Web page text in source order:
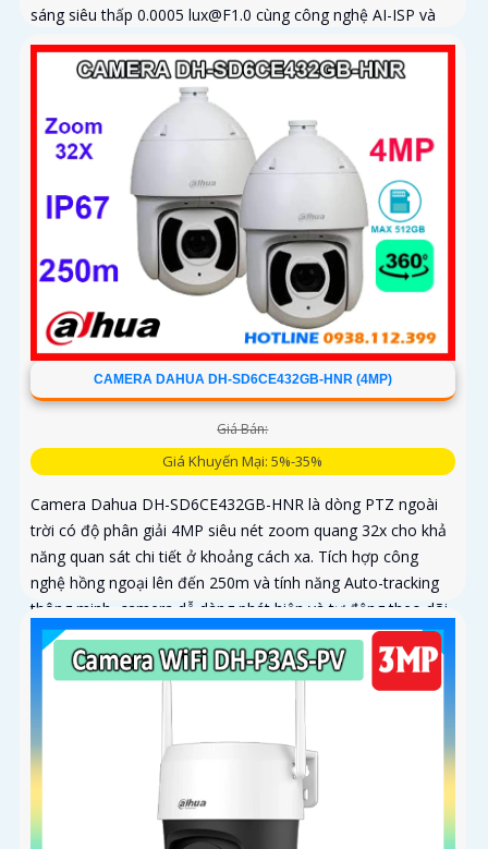
sáng siêu thấp 0.0005 lux@F1.0 cùng công nghệ AI-ISP và
cảm biến lớn...
CAMERA DAHUA DH-SD6CE432GB-HNR (4MP)
Giá Bán:
Giá Khuyến Mại: 5%-35%
Camera Dahua DH-SD6CE432GB-HNR là dòng PTZ ngoài
trời có độ phân giải 4MP siêu nét zoom quang 32x cho khả
năng quan sát chi tiết ở khoảng cách xa. Tích hợp công
nghệ hồng ngoại lên đến 250m và tính năng Auto-tracking
thông minh, camera dễ dàng phát hiện và tự động theo dõi
mục tiêu chuyển động